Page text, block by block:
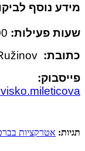
מידע נוסף
שעות פעילות:
כתובת:
פייסבוק:
תגיות: אטרקציות